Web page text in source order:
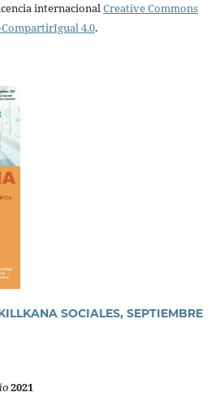
internacionalCreative Commons
4.0.
SOCIALES, SEPTIEMBRE
2021